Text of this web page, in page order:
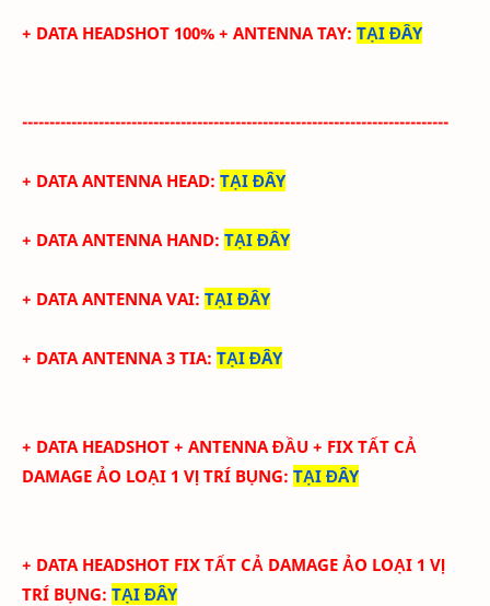
+ DATA HEADSHOT 100% + ANTENNA TAY: TẠI ĐÂY
------------------------------------------------------------------------------
+ DATA ANTENNA HEAD: TẠI ĐÂY
+ DATA ANTENNA HAND: TẠI ĐÂY
+ DATA ANTENNA VAI: TẠI ĐÂY
+ DATA ANTENNA 3 TIA: TẠI ĐÂY
+ DATA HEADSHOT + ANTENNA ĐẦU + FIX TẤT CẢ
DAMAGE ẢO LOẠI 1 VỊ TRÍ BỤNG: TẠI ĐÂY
+ DATA HEADSHOT FIX TẤT CẢ DAMAGE ẢO LOẠI 1 VỊ
TRÍ BỤNG: TẠI ĐÂY